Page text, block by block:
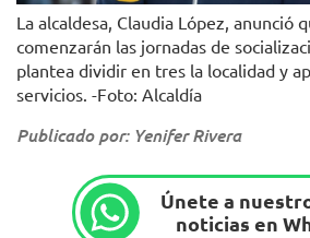
La alcaldesa, Claudia López, anunció
comenzarán las jornadas de
plantea dividir en tres la localidad y
servicios. -Foto: Alcaldía
Publicado por: Yenifer Rivera
Únete a
noticias en